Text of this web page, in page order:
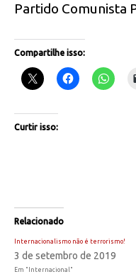
Partido Comunista
Compartilhe isso:
Curtir isso:
Relacionado
Internacionalismo não é terrorismo!
3 de setembro de 2019
Em "Internacional"